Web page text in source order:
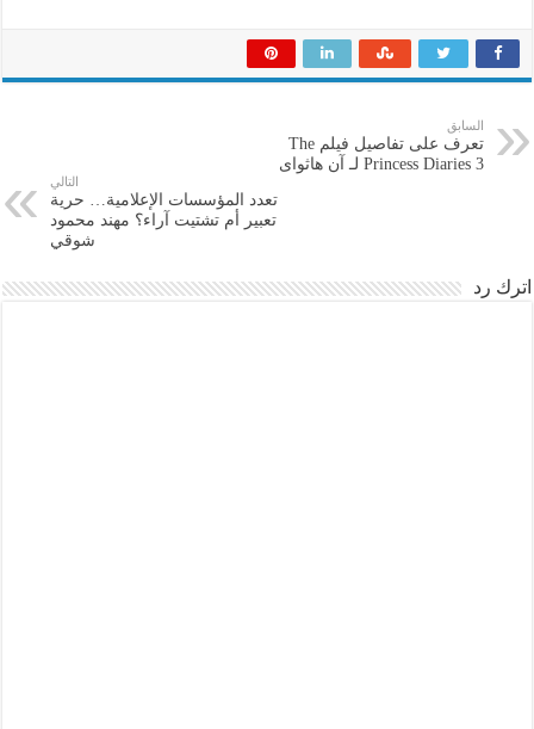
السابق
تعرف على تفاصيل فيلم The
Princess Diaries 3 لـ آن هاثواى
التالي
تعدد المؤسسات الإعلامية… حرية
تعبير أم تشتيت آراء؟ مهند محمود
شوقي
اترك رد